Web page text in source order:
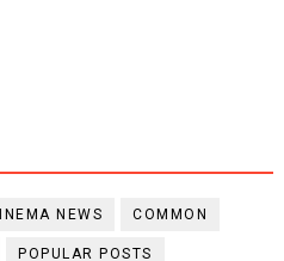
NEWS COMMON
POPULAR POSTS